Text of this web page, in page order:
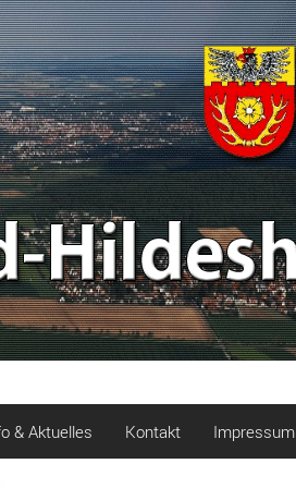
& Aktuelles Kontakt Impressum